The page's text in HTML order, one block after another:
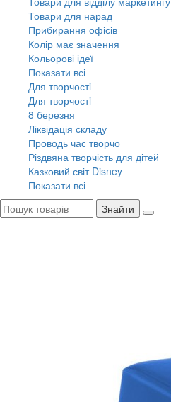
Товари для нарад
Прибирання офісів
Колір має значення
Кольорові ідеї
Показати всі
Для творчостi
Для творчостi
8 березня
Ліквідація складу
Проводь час творчо
Різдвяна творчість для дітей
Казковий світ Disney
Показати всі
Знайти